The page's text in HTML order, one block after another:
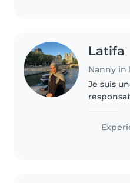
Latifa
Nanny in
Je suis
contact